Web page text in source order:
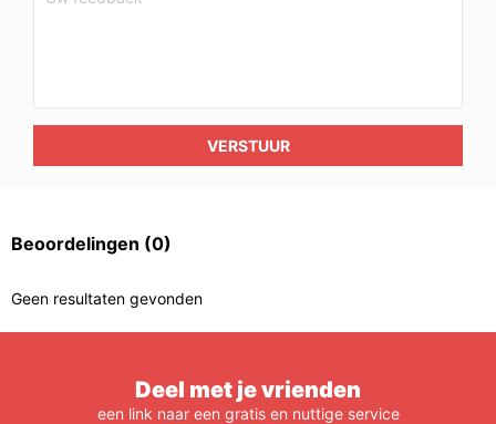
VERSTUUR
Beoordelingen (0)
Geen resultaten gevonden
Deel met je vrienden
een link naar een gratis en nuttige service